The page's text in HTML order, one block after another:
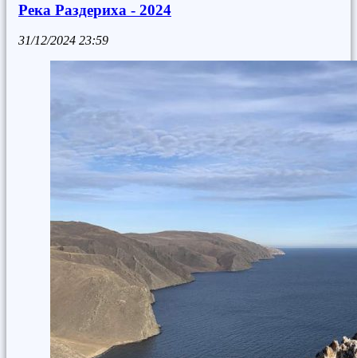
Река Раздериха - 2024
31/12/2024 23:59